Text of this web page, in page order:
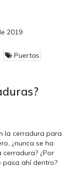
2019
Puertas
la cerradura para
¿nunca se ha
¿Por
pasa ahí dentro?